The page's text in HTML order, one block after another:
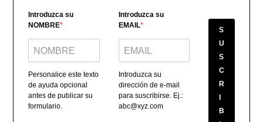
Introduzca su
NOMBRE
Personalice este texto
de ayuda opcional
antes de publicar su
formulario.
Introduzca su
EMAIL
Introduzca su
dirección de e-mail
para suscribirse. Ej.:
abc@xyz.com
S
U
S
C
R
B